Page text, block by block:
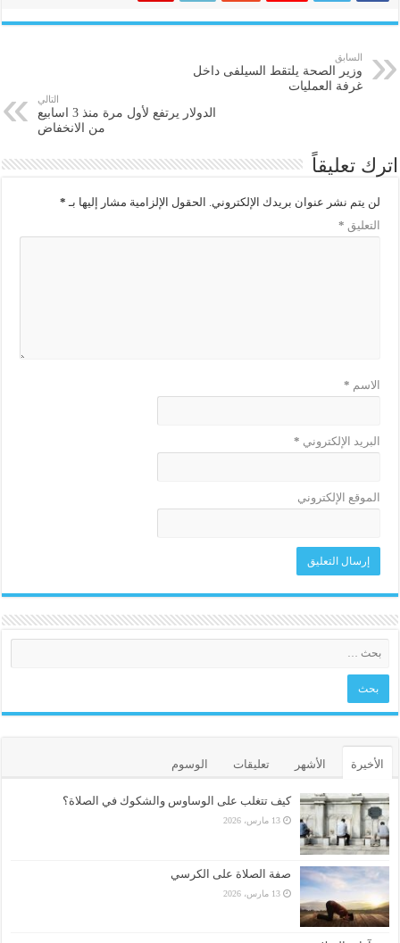
السابق
وزير الصحة يلتقط السيلفى داخل
غرفة العمليات
التالي
الدولار يرتفع لأول مرة منذ 3 اسابيع
من الانخفاض
اترك تعليقاً
لن يتم نشر عنوان بريدك الإلكتروني. الحقول الإلزامية مشار إليها بـ *
التعليق *
الاسم *
البريد الإلكتروني *
الموقع الإلكتروني
الأخيرة الأشهر تعليقات الوسوم
كيف تتغلب على الوساوس والشكوك في الصلاة؟
13 مارس، 2026
صفة الصلاة على الكرسي
13 مارس، 2026